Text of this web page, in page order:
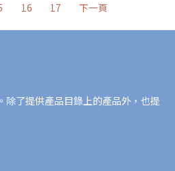
16 17 下一頁
除了提供產品目錄上的產品外，也提